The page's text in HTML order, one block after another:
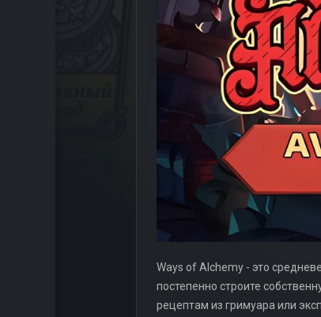
Ways of Alchemy - это
постепенно строите
рецептам из гримуара или